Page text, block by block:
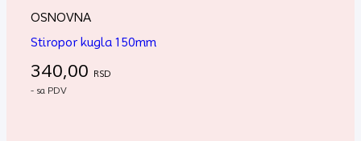
OSNOVNA
Stiropor kugla 150mm
340,00 RSD
- sa PDV